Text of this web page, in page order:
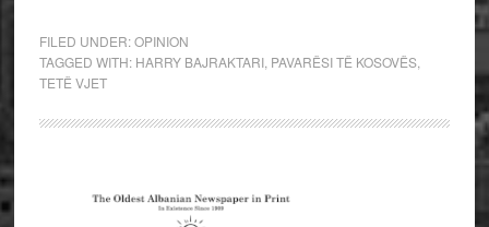
FILED UNDER:OPINION
TAGGED WITH: HARRY BAJRAKTARI, PAVARËSI TË KOSOVËS,
TETË VJET